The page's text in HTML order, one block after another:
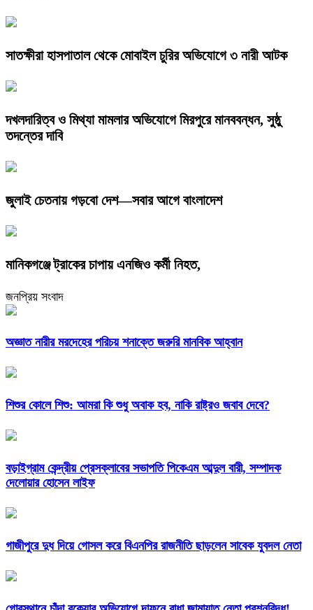
সাতক্ষীরা হাসপাতাল থেকে মোবাইল চুরির অভিযোগে ৩ নারী আটক
দখলদারিত্ব ও মিথ্যা মামলার অভিযোগে মিরপুরে মানববন্ধন, সুষ্ঠু
তদন্তের দাবি
জুলাই চেতনায় গড়বো দেশ—সবার আগে বাংলাদেশ
মানিকগঞ্জে ট্রাকের চাপায় এনজিও কর্মী নিহত,
জনপ্রিয় সংবাদ
অজ্ঞাত নারীর মরদেহের পরিচয় শনাক্তে জরুরি মানবিক আহ্বান
শিশুর কোলে শিশু: আমরা কি শুধু অবাক হব, নাকি রাষ্ট্রও জবাব দেবে?
বড়াইগ্রাম কেন্দ্রীয় প্রেসক্লাবের সভাপতি পিকেএম আব্দুল বারী, সম্পাদক
দেলোয়ার হোসেন লাইফ
গাজীপুরে দুধ দিয়ে গোসল করে বিএনপির রাজনীতি ছাড়লেন সাবেক যুবদল নেতা